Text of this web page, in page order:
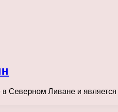
Северном Ливане и